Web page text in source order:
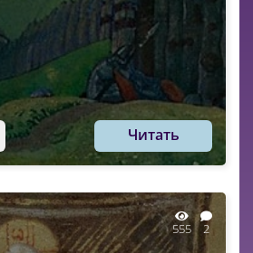
Читать
555 2